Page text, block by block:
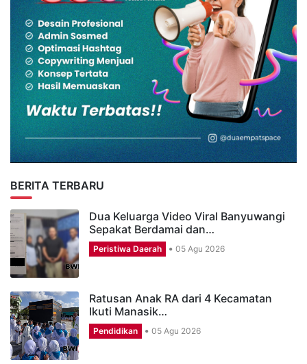
BERITA TERBARU
Dua Keluarga Video Viral Banyuwangi
Sepakat Berdamai dan…
Peristiwa Daerah 05 Agu 2026
Ratusan Anak RA dari 4 Kecamatan
Ikuti Manasik…
Pendidikan 05 Agu 2026